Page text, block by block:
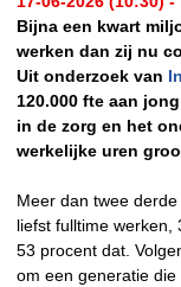
Bijna een kwart
werken dan zij nu
Uit onderzoek van
120.000 fte aan
in de zorg en het
werkelijke uren
Meer dan twee
liefst fulltime werken,
53 procent dat.
om een generatie